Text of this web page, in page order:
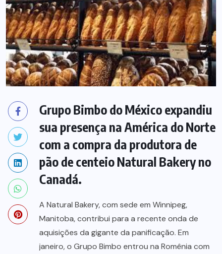
Grupo Bimbo do México expandiu
sua presença na América do Norte
com a compra da produtora de
pão de centeio Natural Bakery no
Canadá.
A Natural Bakery, com sede em Winnipeg,
Manitoba, contribui para a recente onda de
aquisições da gigante da panificação. Em
janeiro, o Grupo Bimbo entrou na Romênia com